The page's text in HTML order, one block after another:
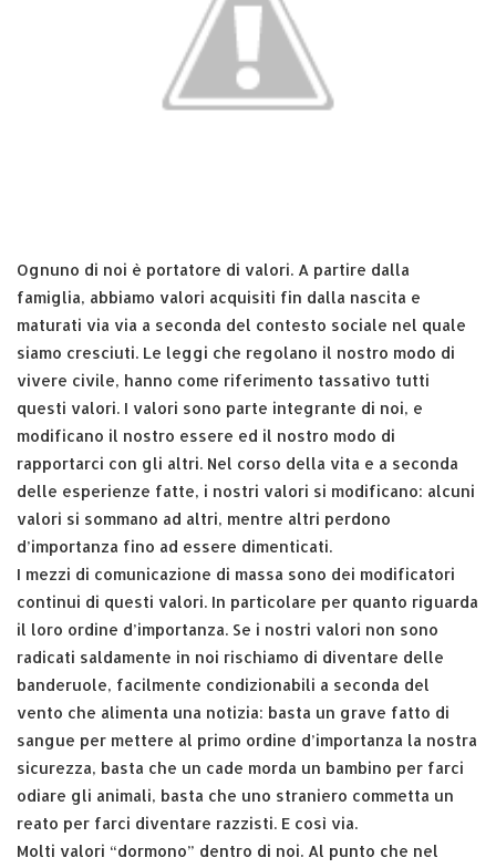
Ognuno di noi è portatore di valori. A partire dalla
famiglia, abbiamo valori acquisiti fin dalla nascita e
maturati via via a seconda del contesto sociale nel quale
siamo cresciuti. Le leggi che regolano il nostro modo di
vivere civile, hanno come riferimento tassativo tutti
questi valori. I valori sono parte integrante di noi, e
modificano il nostro essere ed il nostro modo di
rapportarci con gli altri. Nel corso della vita e a seconda
delle esperienze fatte, i nostri valori si modificano: alcuni
valori si sommano ad altri, mentre altri perdono
d’importanza fino ad essere dimenticati.
I mezzi di comunicazione di massa sono dei modificatori
continui di questi valori. In particolare per quanto riguarda
il loro ordine d’importanza. Se i nostri valori non sono
radicati saldamente in noi rischiamo di diventare delle
banderuole, facilmente condizionabili a seconda del
vento che alimenta una notizia: basta un grave fatto di
sangue per mettere al primo ordine d’importanza la nostra
sicurezza, basta che un cade morda un bambino per farci
odiare gli animali, basta che uno straniero commetta un
reato per farci diventare razzisti. E così via.
Molti valori “dormono” dentro di noi. Al punto che nel